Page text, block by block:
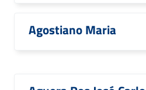
Agostiano Maria